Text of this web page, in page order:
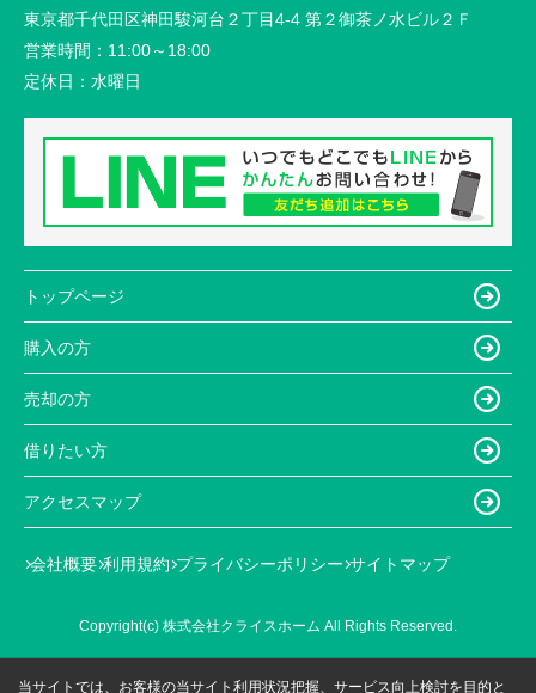
東京都千代田区神田駿河台２丁目4-4 第２御茶ノ水ビル２Ｆ
営業時間： 11:00～18:00
定休日： 水曜日
トップページ
購入の方
売却の方
借りたい方
アクセスマップ
会社概要 利用規約 プライバシーポリシー サイトマップ
Copyright(c) 株式会社クライスホーム All Rights Reserved.
当サイトでは、お客様の当サイト利用状況把握、サービス向上検討を目的と